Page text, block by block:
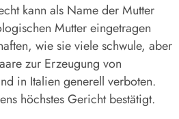
kann als Name der Mutter
Mutter eingetragen
wie sie viele schwule, aber
zur Erzeugung von
in Italien generell verboten.
höchstes Gericht bestätigt.